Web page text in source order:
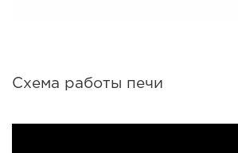
Схема работы печи